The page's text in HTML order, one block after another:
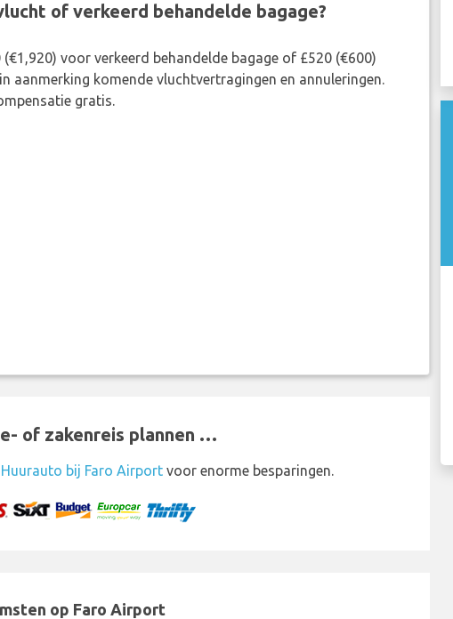
of verkeerd behandelde bagage?
voor verkeerd behandelde bagage of £520 (€600)
aanmerking komende vluchtvertragingen en annuleringen.
gratis.
of zakenreis plannen …
Huurauto bij Faro Airport voor enorme besparingen.
op Faro Airport